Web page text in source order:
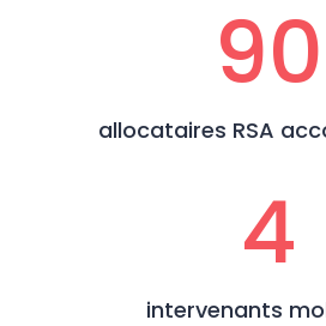
90
allocataires RSA
4
intervenants